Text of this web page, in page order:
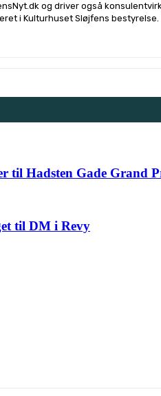
og driver også
i Kulturhuset Sløjfens
til Hadsten Gade Grand
til DM i Revy